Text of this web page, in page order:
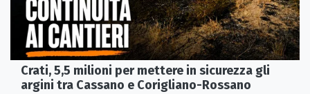
Crati, 5,5 milioni per mettere in sicurezza gli
argini tra Cassano e Corigliano-Rossano